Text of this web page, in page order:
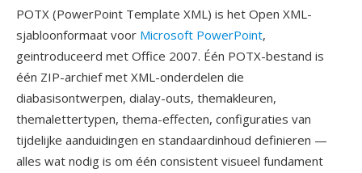
POTX (PowerPoint Template XML) is het Open XML-
sjabloonformaat voor Microsoft PowerPoint,
geintroduceerd met Office 2007. Één POTX-bestand is
één ZIP-archief met XML-onderdelen die
diabasisontwerpen, dialay-outs, themakleuren,
themalettertypen, thema-effecten, configuraties van
tijdelijke aanduidingen en standaardinhoud definieren —
alles wat nodig is om één consistent visueel fundament